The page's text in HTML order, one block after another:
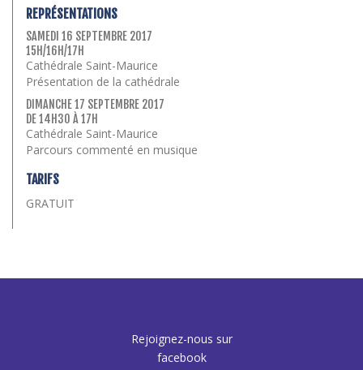
REPRÉSENTATIONS
SAMEDI 16 SEPTEMBRE 2017
15H/16H/17H
Cathédrale Saint-Maurice
Présentation de la cathédrale
DIMANCHE 17 SEPTEMBRE 2017
DE 14H30 À 17H
Cathédrale Saint-Maurice
Parcours commenté en musique
TARIFS
GRATUIT
Rejoignez-nous sur
facebook